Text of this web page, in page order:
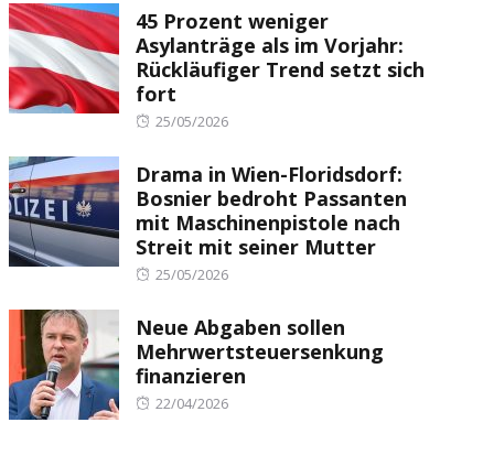
45 Prozent weniger
Asylanträge als im Vorjahr:
Rückläufiger Trend setzt sich
fort
Posted
25/05/2026
Drama in Wien-Floridsdorf:
Bosnier bedroht Passanten
mit Maschinenpistole nach
Streit mit seiner Mutter
Posted
25/05/2026
Neue Abgaben sollen
Mehrwertsteuersenkung
finanzieren
Posted
22/04/2026